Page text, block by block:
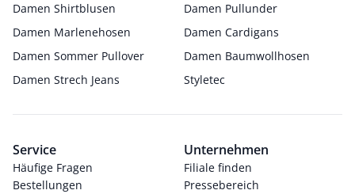
Damen Shirtblusen
Damen Pullunder
Damen Marlenehosen
Damen Cardigans
Damen Sommer Pullover
Damen Baumwollhosen
Damen Strech Jeans
Styletec
Service
Häufige Fragen
Bestellungen
Unternehmen
Filiale finden
Pressebereich